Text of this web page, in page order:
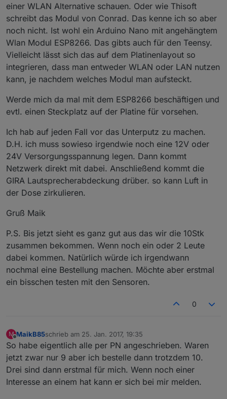
einer WLAN Alternative schauen. Oder wie Thisoft
schreibt das Modul von Conrad. Das kenne ich so aber
noch nicht. Ist wohl ein Arduino Nano mit angehängtem
Wlan Modul ESP8266. Das gibts auch für den Teensy.
Vielleicht lässt sich das auf dem Platinenlayout so
integrieren, dass man entweder WLAN oder LAN nutzen
kann, je nachdem welches Modul man aufsteckt.
Werde mich da mal mit dem ESP8266 beschäftigen und
evtl. einen Steckplatz auf der Platine für vorsehen.
Ich hab auf jeden Fall vor das Unterputz zu machen.
D.H. ich muss sowieso irgendwie noch eine 12V oder
24V Versorgungsspannung legen. Dann kommt
Netzwerk direkt mit dabei. Anschließend kommt die
GIRA Lautsprecherabdeckung drüber. so kann Luft in
der Dose zirkulieren.
Gruß Maik
P.S. Bis jetzt sieht es ganz gut aus das wir die 10Stk
zusammen bekommen. Wenn noch ein oder 2 Leute
dabei kommen. Natürlich würde ich irgendwann
nochmal eine Bestellung machen. Möchte aber erstmal
ein bisschen testen mit den Sensoren.
0
M
Offline
MaikB85schrieb am 25. Jan. 2017, 19:35
zuletzt editiert von
So habe eigentlich alle per PN angeschrieben. Waren
jetzt zwar nur 9 aber ich bestelle dann trotzdem 10.
Drei sind dann erstmal für mich. Wenn noch einer
Interesse an einem hat kann er sich bei mir melden.